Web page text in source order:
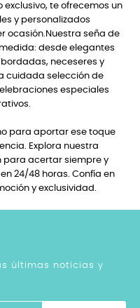
te ofrecemos un
y personalizados
ocasión.Nuestra seña de
desde elegantes
neceseres y
cuidada selección de
especiales
para aportar ese toque
Explora nuestra
para acertar siempre y
24/48 horas. Confía en
y exclusividad.
últimas noticias y